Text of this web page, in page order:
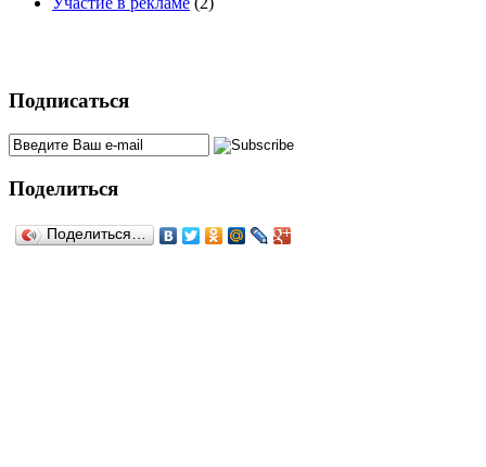
Подписаться
Поделиться
Поделиться…